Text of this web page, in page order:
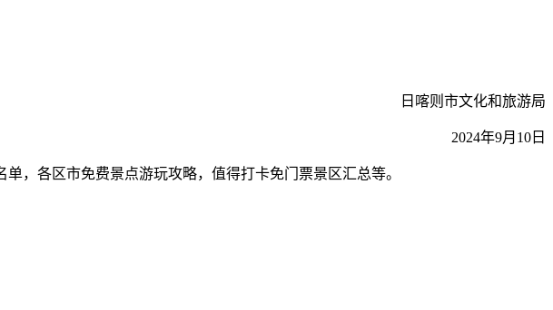
日喀则市文化和旅游局
2024年9月10日
，各区市免费景点游玩攻略，值得打卡免门票景区汇总等。